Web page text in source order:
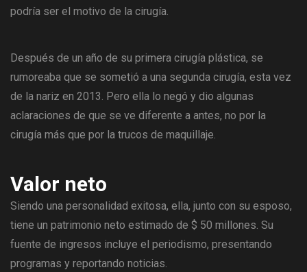
podría ser el motivo de la cirugía.
Después de un año de su primera cirugía plástica, se
rumoreaba que se sometió a una segunda cirugía, esta vez
de la nariz en 2013. Pero ella lo negó y dio algunas
aclaraciones de que se ve diferente a antes, no por la
cirugía más que por la trucos de maquillaje.
Valor neto
Siendo una personalidad exitosa, ella, junto con su esposo,
tiene un patrimonio neto estimado de $ 50 millones. Su
fuente de ingresos incluye el periodismo, presentando
programas y reportando noticias.